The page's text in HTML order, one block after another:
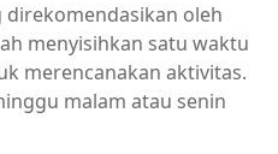
direkomendasikan oleh
menyisihkan satu waktu
merencanakan aktivitas.
malam atau senin